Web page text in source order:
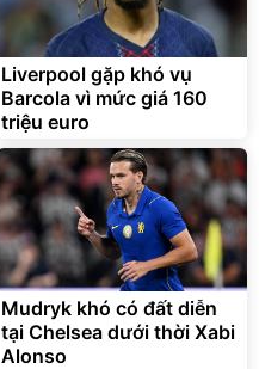
Lót ghế ôtô, nâng lưng
chống nóng giúp thoải mái
trong di chuyển
295.000đ
Đã bán nhiều
Liverpool gặp khó vụ
Barcola vì mức giá 160
triệu euro
Mudryk khó có đất diễn
tại Chelsea dưới thời Xabi
Alonso